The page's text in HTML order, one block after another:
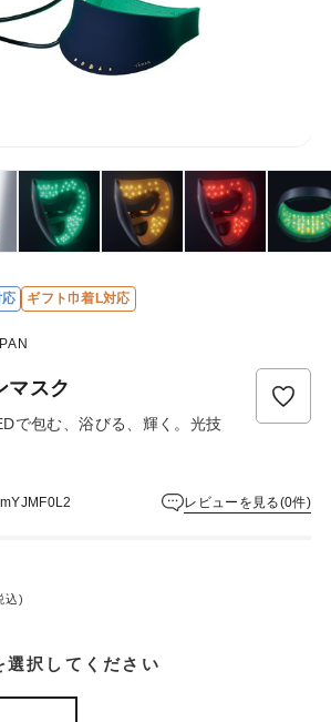
ギフト巾着L対応
マスク
で包む、浴びる、輝く。光技
レビューを見る(0件)
込)
選択してください